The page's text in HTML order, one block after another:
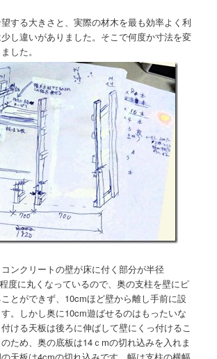
する大きさと、実際の材木を最も効率よく利
し違いがありました。そこで何度か寸法を変
した。
ンクリートの壁が床に付く部分が半径
度に丸くなっているので、奥の支柱を壁にピ
とができず、10cmほど壁から離し手前に設
。しかし奥に10cm遊ばせるのはもったいな
ける天板は後ろに伸ばして壁にくっ付けるこ
ため、奥の底板は14ｃmの切れ込みを入れま